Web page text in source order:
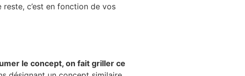
c’est en fonction de vos
le concept, on fait griller ce